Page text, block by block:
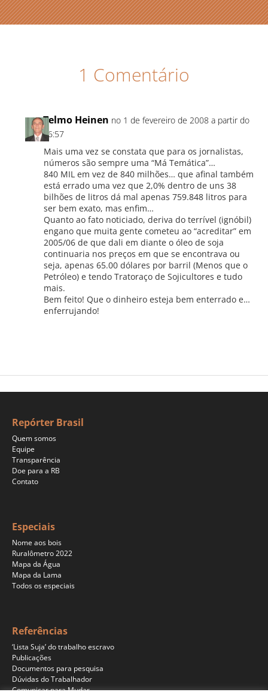
1 Comentário
Telmo Heinen no 1 de fevereiro de 2008 a partir do
16:57
Mais uma vez se constata que para os jornalistas,
números são sempre uma “Má Temática”…
840 MIL em vez de 840 milhões… que afinal também
está errado uma vez que 2,0% dentro de uns 38
bilhões de litros dá mal apenas 759.848 litros para
ser bem exato, mas enfim…
Quanto ao fato noticiado, deriva do terrível (ignóbil)
engano que muita gente cometeu ao “acreditar” em
2005/06 de que dali em diante o óleo de soja
continuaria nos preços em que se encontrava ou
seja, apenas 65.00 dólares por barril (Menos que o
Petróleo) e tendo Tratoraço de Sojicultores e tudo
mais.
Bem feito! Que o dinheiro esteja bem enterrado e…
enferrujando!
Repórter Brasil
Quem somos
Equipe
Transparência
Doe para a RB
Contato
Especiais
Nome aos bois
Ruralômetro 2022
Mapa da Água
Mapa da Lama
Todos os especiais
Referências
‘Lista Suja’ do trabalho escravo
Publicações
Documentos para pesquisa
Dúvidas do Trabalhador
Comunicar para Mudar